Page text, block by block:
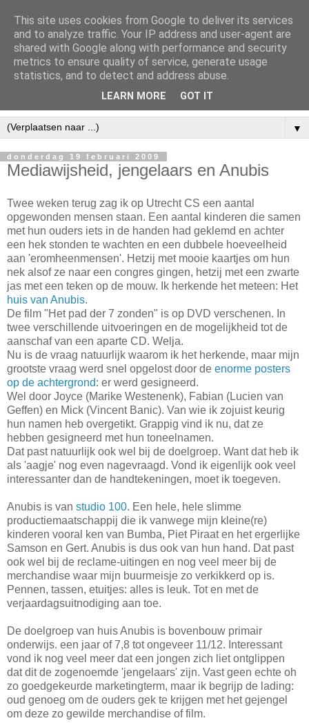
▼
donderdag 19 februari 2009
Mediawijsheid, jengelaars en Anubis
Twee weken terug zag ik op Utrecht CS een aantal
opgewonden mensen staan. Een aantal kinderen die samen
met hun ouders iets in de handen had geklemd en achter
een hek stonden te wachten en een dubbele hoeveelheid
aan 'eromheenmensen'. Hetzij met mooie kaartjes om hun
nek alsof ze naar een congres gingen, hetzij met een zwarte
jas met een teken op de mouw. Ik herkende het meteen: Het
huis van Anubis.
De film "Het pad der 7 zonden" is op DVD verschenen. In
twee verschillende uitvoeringen en de mogelijkheid tot de
aanschaf van een aparte CD. Welja.
Nu is de vraag natuurlijk waarom ik het herkende, maar mijn
grootste vraag werd snel opgelost door de enorme posters
op de achtergrond: er werd gesigneerd.
Wel door Joyce (Marike Westenenk), Fabian (Lucien van
Geffen) en Mick (Vincent Banic). Van wie ik zojuist keurig
hun namen heb overgetikt. Grappig vind ik nu, dat ze
hebben gesigneerd met hun toneelnamen.
Dat past natuurlijk ook wel bij de doelgroep. Want dat heb ik
als 'aagje' nog even nagevraagd. Vond ik eigenlijk ook veel
interessanter dan de handtekeningen, moet ik toegeven.
Anubis is van studio 100. Een hele, hele slimme
productiemaatschappij die ik vanwege mijn kleine(re)
kinderen vooral ken van Bumba, Piet Piraat en het ergerlijke
Samson en Gert. Anubis is dus ook van hun hand. Dat past
ook wel bij de reclame-uitingen en nog veel meer bij de
merchandise waar mijn buurmeisje zo verkikkerd op is.
Pennen, tassen, etuitjes: alles is leuk. Tot en met de
verjaardagsuitnodiging aan toe.
De doelgroep van huis Anubis is bovenbouw primair
onderwijs. een jaar of 7,8 tot ongeveer 11/12. Interessant
vond ik nog veel meer dat een jongen zich liet ontglippen
dat dit de zogenoemde 'jengelaars' zijn. Vast geen echte oh
zo goedgekeurde marketingterm, maar ik begrijp de lading:
oud genoeg om de ouders gek te krijgen met het gejengel
om deze zo gewilde merchandise of film.
This site uses cookies from Google to deliver its services
and to analyze traffic. Your IP address and user-agent are
shared with Google along with performance and security
metrics to ensure quality of service, generate usage
statistics, and to detect and address abuse.
LEARN MORE GOT IT